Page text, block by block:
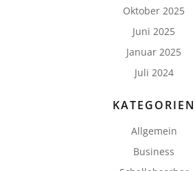
Oktober 2025
Juni 2025
Januar 2025
Juli 2024
KATEGORIEN
Allgemein
Business